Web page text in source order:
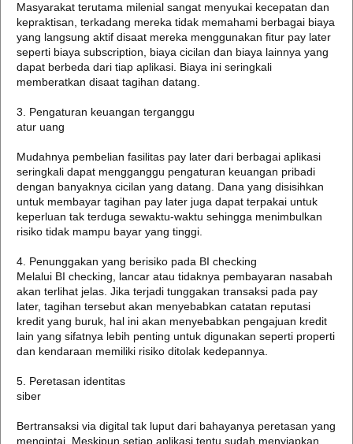
Masyarakat terutama milenial sangat menyukai kecepatan dan
kepraktisan, terkadang mereka tidak memahami berbagai biaya
yang langsung aktif disaat mereka menggunakan fitur pay later
seperti biaya subscription, biaya cicilan dan biaya lainnya yang
dapat berbeda dari tiap aplikasi. Biaya ini seringkali
memberatkan disaat tagihan datang.
3. Pengaturan keuangan terganggu
atur uang
Mudahnya pembelian fasilitas pay later dari berbagai aplikasi
seringkali dapat mengganggu pengaturan keuangan pribadi
dengan banyaknya cicilan yang datang. Dana yang disisihkan
untuk membayar tagihan pay later juga dapat terpakai untuk
keperluan tak terduga sewaktu-waktu sehingga menimbulkan
risiko tidak mampu bayar yang tinggi.
4. Penunggakan yang berisiko pada BI checking
Melalui BI checking, lancar atau tidaknya pembayaran nasabah
akan terlihat jelas. Jika terjadi tunggakan transaksi pada pay
later, tagihan tersebut akan menyebabkan catatan reputasi
kredit yang buruk, hal ini akan menyebabkan pengajuan kredit
lain yang sifatnya lebih penting untuk digunakan seperti properti
dan kendaraan memiliki risiko ditolak kedepannya.
5. Peretasan identitas
siber
Bertransaksi via digital tak luput dari bahayanya peretasan yang
mengintai. Meskipun setiap aplikasi tentu sudah menyiapkan